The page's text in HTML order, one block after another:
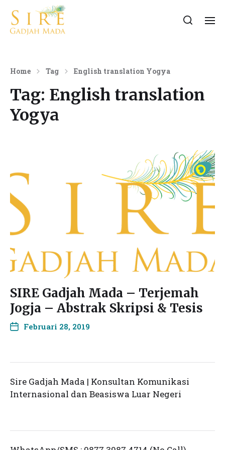
Home Tag English translation Yogya
Tag: English translation
Yogya
SIRE Gadjah Mada – Terjemah
Jogja – Abstrak Skripsi & Tesis
Februari 28, 2019
Sire Gadjah Mada | Konsultan Komunikasi
Internasional dan Beasiswa Luar Negeri